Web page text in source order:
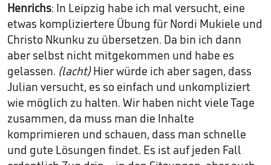
Henrichs: In Leipzig habe ich mal versucht, eine
etwas kompliziertere Übung für Nordi Mukiele und
Christo Nkunku zu übersetzen. Da bin ich dann
aber selbst nicht mitgekommen und habe es
gelassen. (lacht)Hier würde ich aber sagen, dass
Julian versucht, es so einfach und unkompliziert
wie möglich zu halten. Wir haben nicht viele Tage
zusammen, da muss man die Inhalte
komprimieren und schauen, dass man schnelle
und gute Lösungen findet. Es ist auf jeden Fall